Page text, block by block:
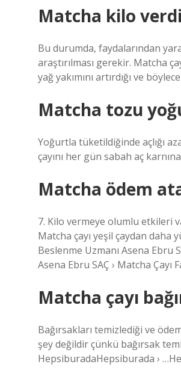
Matcha kilo
Bu durumda, faydalarından
araştırılması gerekir. Matcha
yağ yakımını artırdığı ve
Matcha tozu
Yoğurtla tüketildiğinde açlığı
çayını her gün sabah aç
Matcha ödem
7. Kilo vermeye olumlu etkileri
Matcha çayı yeşil çaydan daha
Beslenme Uzmanı Asena Ebru
Asena Ebru SAÇ › Matcha Çayı
Matcha çayı
Bağırsakları temizlediği ve
şey değildir çünkü bağırsak
HepsiburadaHepsiburada ›